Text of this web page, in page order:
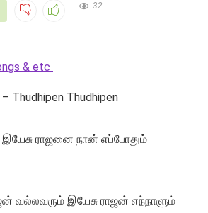
32
& etc
Thudhipen Thudhipen
இயேசு ராஜனை நான் எப்போதும்
வல்லவரும் இயேசு ராஜன் எந்நாளும்